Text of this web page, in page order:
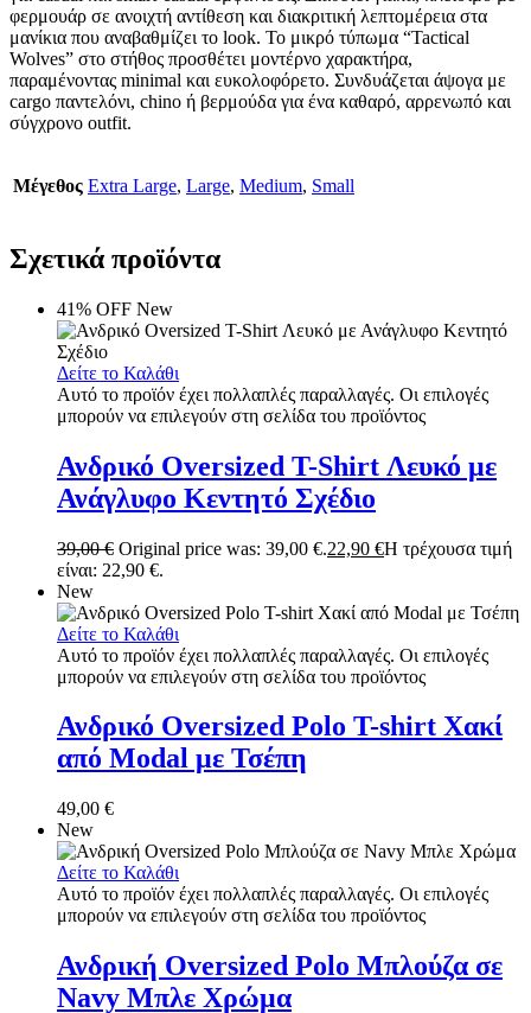
φερμουάρ σε ανοιχτή αντίθεση και διακριτική λεπτομέρεια στα
μανίκια που αναβαθμίζει το look. Το μικρό τύπωμα “Tactical
Wolves” στο στήθος προσθέτει μοντέρνο χαρακτήρα,
παραμένοντας minimal και ευκολοφόρετο. Συνδυάζεται άψογα με
cargo παντελόνι, chino ή βερμούδα για ένα καθαρό, αρρενωπό και
σύγχρονο outfit.
Μέγεθος Extra Large, Large, Medium, Small
Σχετικά προϊόντα
41% OFF New
Δείτε το Καλάθι
Αυτό το προϊόν έχει πολλαπλές παραλλαγές. Οι επιλογές
μπορούν να επιλεγούν στη σελίδα του προϊόντος
Ανδρικό Oversized T-Shirt Λευκό με
Ανάγλυφο Κεντητό Σχέδιο
39,00€ Original price was: 39,00 €.22,90 €Η τρέχουσα τιμή
είναι: 22,90 €.
New
Δείτε το Καλάθι
Αυτό το προϊόν έχει πολλαπλές παραλλαγές. Οι επιλογές
μπορούν να επιλεγούν στη σελίδα του προϊόντος
Ανδρικό Oversized Polo T-shirt Χακί
από Modal με Τσέπη
49,00 €
New
Δείτε το Καλάθι
Αυτό το προϊόν έχει πολλαπλές παραλλαγές. Οι επιλογές
μπορούν να επιλεγούν στη σελίδα του προϊόντος
Ανδρική Oversized Polo Μπλούζα σε
Navy Μπλε Χρώμα